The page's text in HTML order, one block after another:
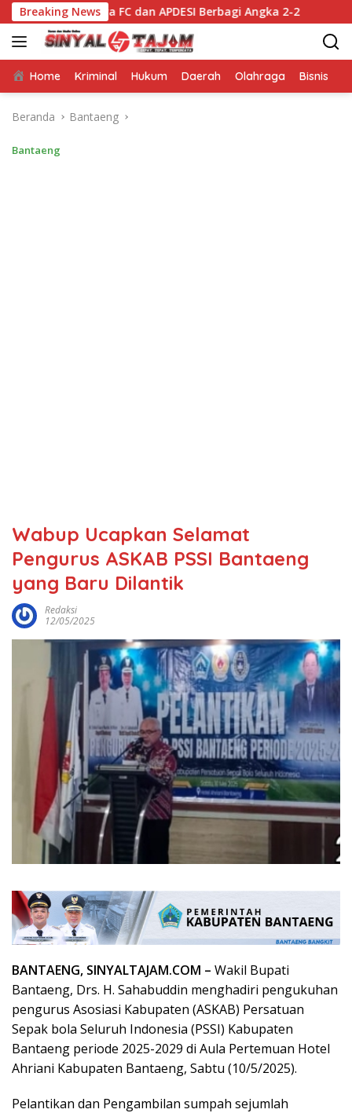
Langsung
ke
konten
Breaking News
FC dan APDESI Berbagi Angka 2-2 Mappatabe
Home Kriminal Hukum Daerah Olahraga Bisnis
Beranda Bantaeng
Bantaeng
Wabup Ucapkan Selamat
Pengurus ASKAB PSSI Bantaeng
yang Baru Dilantik
Redaksi
12/05/2025
BANTAENG, SINYALTAJAM.COM – Wakil Bupati
Bantaeng, Drs. H. Sahabuddin menghadiri pengukuhan
pengurus Asosiasi Kabupaten (ASKAB) Persatuan
Sepak bola Seluruh Indonesia (PSSI) Kabupaten
Bantaeng periode 2025-2029 di Aula Pertemuan Hotel
Ahriani Kabupaten Bantaeng, Sabtu (10/5/2025).
Pelantikan dan Pengambilan sumpah sejumlah